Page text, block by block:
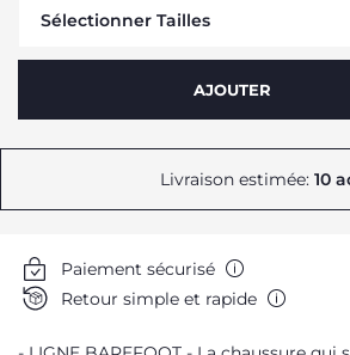
Sélectionner Tailles
Me
Me
Me
Me
AJOUTER
Livraison estimée: 10
Paiement sécurisé
Retour simple et rapide